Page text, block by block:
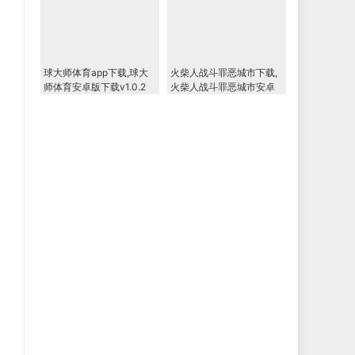
球大师体育app下载,球大
师体育安卓版下载v1.0.2
火柴人战斗罪恶城市下载,
火柴人战斗罪恶城市安卓